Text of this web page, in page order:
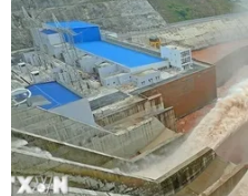
#JP Morgan #Nộp phạt
#Chứng khoán